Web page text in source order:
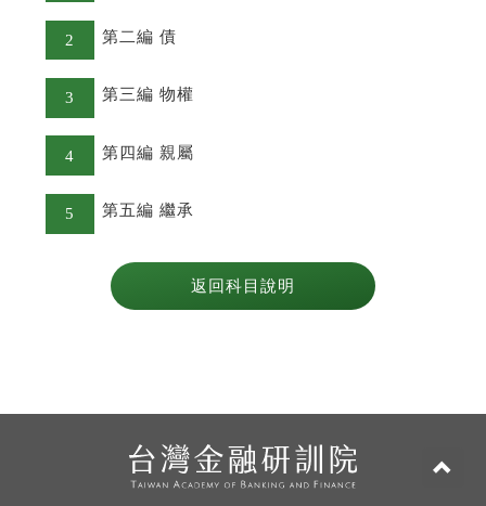
2 第二編 債
3 第三編 物權
4 第四編 親屬
5 第五編 繼承
返回科目說明